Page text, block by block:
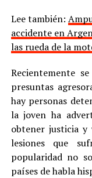
Lee también:
accidente en
las rueda de la
Recientemente
presuntas
hay personas
la joven ha
obtener justicia y
lesiones que
popularidad no
países de habla